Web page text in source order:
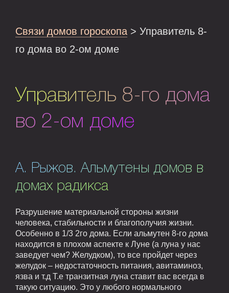
Связи домов гороскопа > Управитель 8-
го дома во 2-ом доме
Управитель 8-го дома
во 2-ом доме
А. Рыжов. Альмутены домов в
домах радикса
Разрушение материальной стороны жизни
человека, стабильности и благополучия жизни.
Особенно в 1/3 2го дома. Если альмутен 8-го дома
находится в плохом аспекте к Луне (а луна у нас
заведует чем? Желудком), то все пройдет через
желудок – недостаточность питания, авитаминоз,
язва и т.д Т.е транзитная луна ставит вас всегда в
такую ситуацию. Это у любого нормального